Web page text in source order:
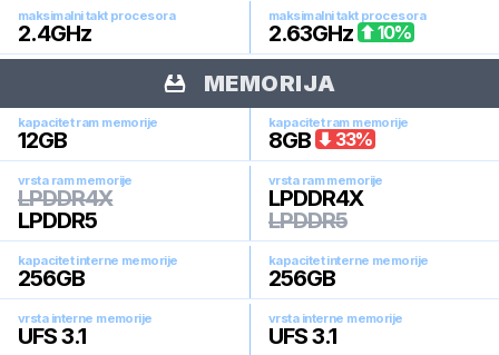
maksimalni takt procesora
2.4GHz
maksimalni takt procesora
2.63GHz 10%
MEMORIJA
kapacitet ram memorije
12GB
kapacitet ram memorije
8GB 33%
vrsta ram memorije
LPDDR4X
LPDDR5
vrsta ram memorije
LPDDR4X
LPDDR5
kapacitet interne memorije
256GB
kapacitet interne memorije
256GB
vrsta interne memorije
UFS 3.1
vrsta interne memorije
UFS 3.1